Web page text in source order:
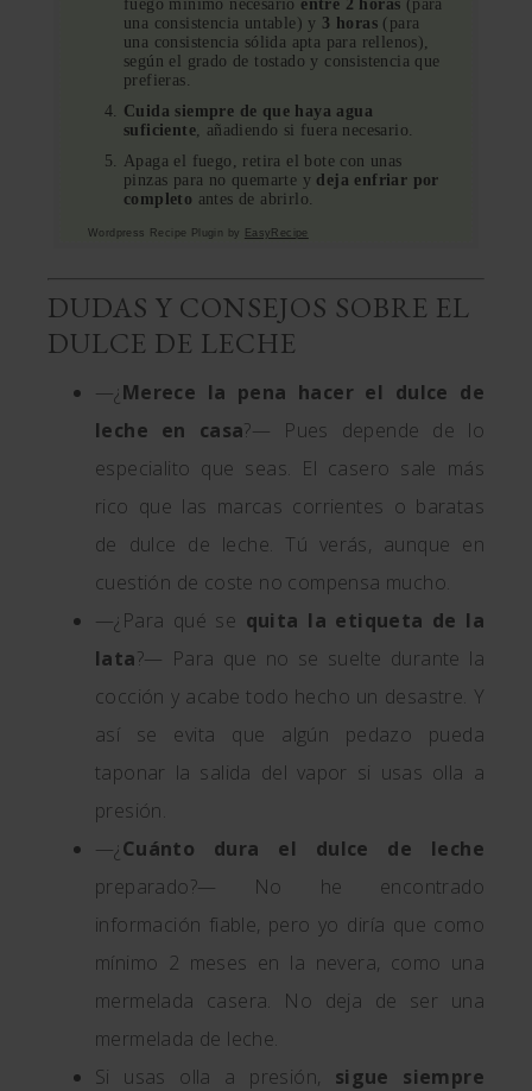
fuego mínimo necesario entre 2 horas (para
una consistencia untable) y 3 horas (para
una consistencia sólida apta para rellenos),
según el grado de tostado y consistencia que
prefieras.
Cuida siempre de que haya agua
suficiente , añadiendo si fuera necesario.
Apaga el fuego, retira el bote con unas
pinzas para no quemarte y deja enfriar por
completo antes de abrirlo.
Wordpress Recipe Plugin by EasyRecipe
DUDAS Y CONSEJOS SOBRE EL
DULCE DE LECHE
—¿Merece la pena hacer el dulce de
leche en casa?— Pues depende de lo
especialito que seas. El casero sale más
rico que las marcas corrientes o baratas
de dulce de leche. Tú verás, aunque en
cuestión de coste no compensa mucho.
—¿Para qué se quita la etiqueta de la
lata?— Para que no se suelte durante la
cocción y acabe todo hecho un desastre. Y
así se evita que algún pedazo pueda
taponar la salida del vapor si usas olla a
presión.
—¿Cuánto dura el dulce de leche
preparado?— No he encontrado
información fiable, pero yo diría que como
mínimo 2 meses en la nevera, como una
mermelada casera. No deja de ser una
mermelada de leche.
Si usas olla a presión, sigue siempre